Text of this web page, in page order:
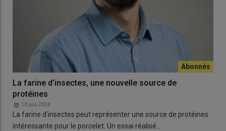
La farine d’insectes, une nouvelle source de
protéines
13 juin 2024
La farine d’insectes peut représenter une source de protéines
intéressante pour le porcelet. Un essai réalisé…